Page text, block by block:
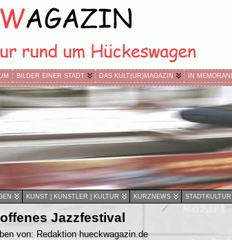
BILDER EINER STADT DAS KULT(UR)MAGAZIN IN
KUNST | KÜNSTLER | KULTUR KURZNEWS STADTKULTUR
Jazzfestival
von: Redaktion hueckwagazin.de